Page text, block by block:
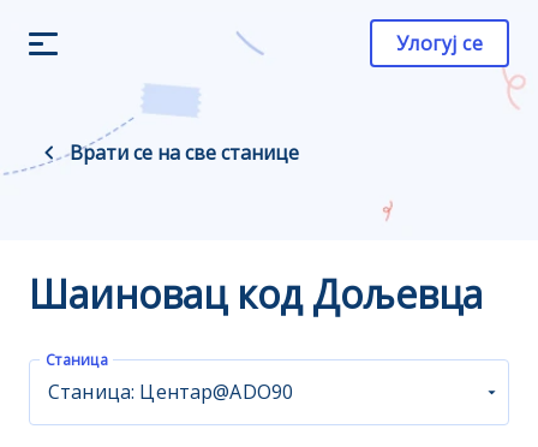
Улогуј се
Врати се на све станице
Шаиновац код Дољевца
Станица
Станица: Центар@ADO90